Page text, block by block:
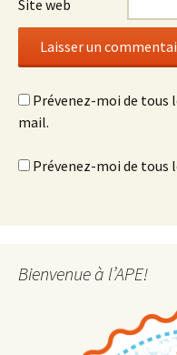
Site web
Prévenez-moi de tous
mail.
Prévenez-moi de tous
Bienvenue à l’APE!